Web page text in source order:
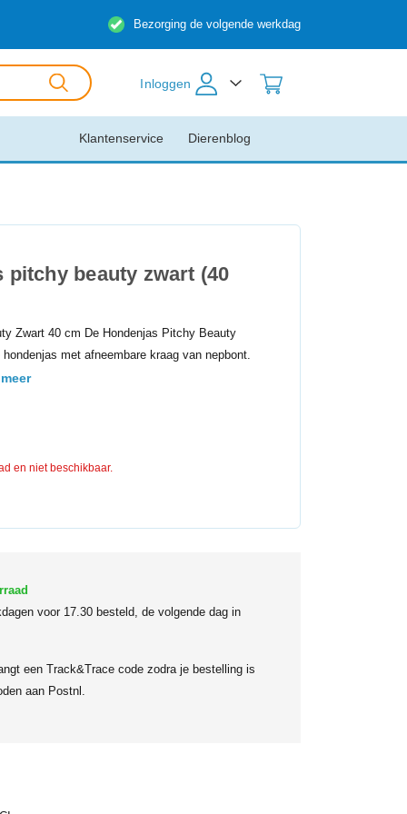
Bezorging de volgende werkdag
Inloggen
Dierenblog
Klantenservice
pitchy beauty zwart (40
Zwart 40 cm De Hondenjas Pitchy Beauty
met afneembare kraag van nepbont.
en niet beschikbaar.
voor 17.30 besteld, de volgende dag in
een Track&Trace code zodra je bestelling is
aan Postnl.